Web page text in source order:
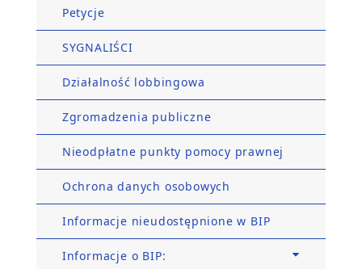
Petycje
SYGNALIŚCI
Działalność lobbingowa
Zgromadzenia publiczne
Nieodpłatne punkty pomocy prawnej
Ochrona danych osobowych
Informacje nieudostępnione w BIP
Informacje o BIP: